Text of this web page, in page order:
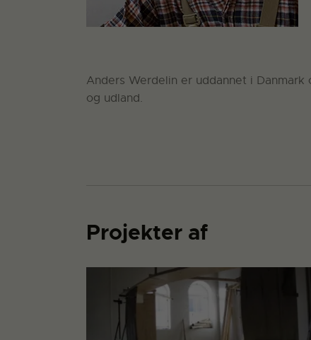
Anders Werdelin er uddannet i
og udland.
Projekter af